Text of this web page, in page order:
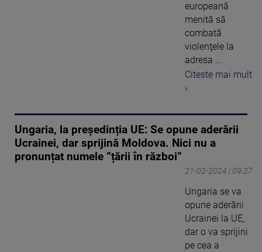
europeană
menită să
combată
violenţele la
adresa ...
Citeste mai mult
›
Ungaria, la președinția UE: Se opune aderării
Ucrainei, dar sprijină Moldova. Nici nu a
pronunțat numele ”țării în război”
21-02-2024 | 09:27
Ungaria se va
opune aderării
Ucrainei la UE,
dar o va sprijini
pe cea a